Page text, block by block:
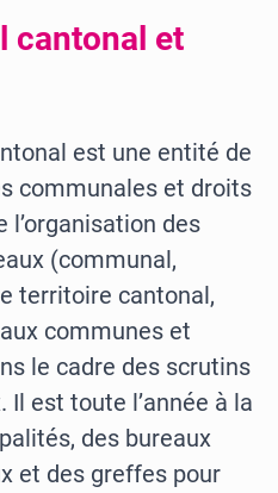
cantonal et
est une entité de
communales et droits
l’organisation des
(communal,
territoire cantonal,
communes et
le cadre des scrutins
est toute l’année à la
des bureaux
et des greffes pour